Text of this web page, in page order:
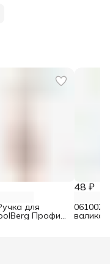
для
Профи
48 ₽
валика